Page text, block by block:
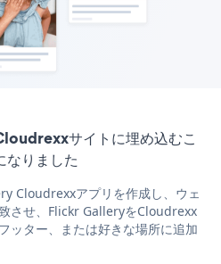
サイトに埋め込むこ
なりました
Cloudrexxアプリを作成し、ウェ
させ、Flickr GalleryをCloudrexx
ッター、または好きな場所に追加